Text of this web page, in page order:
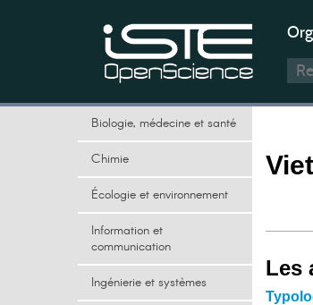
Biologie, médecine et santé
Chimie
Écologie et environnement
Information et
communication
Ingénierie et systèmes
Les